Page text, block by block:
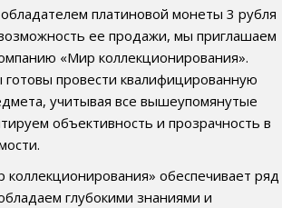
платиновой монеты 3 рубля
ее продажи, мы приглашаем
«Мир коллекционирования».
провести квалифицированную
учитывая все вышеупомянутые
объективность и прозрачность в
обеспечивает ряд
глубокими знаниями и